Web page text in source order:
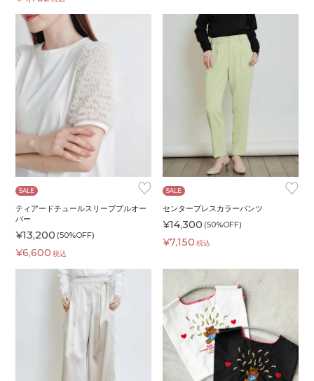
♥
SALE
ティアードチュールスリーブプルオー
バー
¥13,200 (50%OFF)
¥6,600 税込
♥
SALE
センタープレスカラーパンツ
¥14,300 (50%OFF)
¥7,150 税込